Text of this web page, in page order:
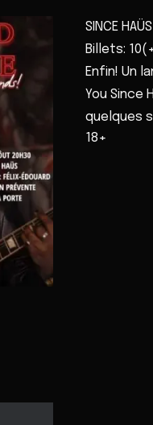
SINCE
Billets:
Enfin! Un
You Since
quelques
18+